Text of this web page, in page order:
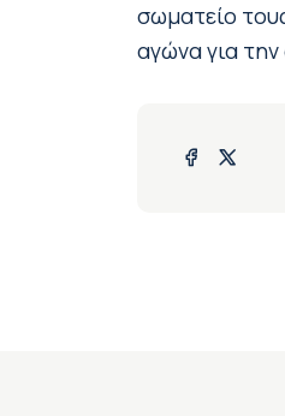
σωματείο
αγώνα για